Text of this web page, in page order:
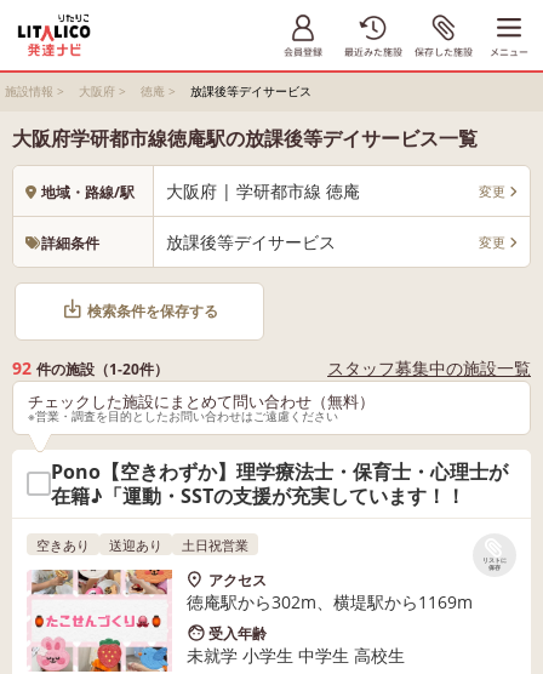
施設情報 > 大阪府 > 徳庵 > 放課後等デイサービス
大阪府学研都市線徳庵駅の放課後等デイサービス一覧
地域・路線/駅 大阪府 | 学研都市線 徳庵 変更
詳細条件 放課後等デイサービス 変更
検索条件を保存する
92 件の施設（1-20件） スタッフ募集中の施設一覧
チェックした施設にまとめて問い合わせ（無料）
※営業・調査を目的としたお問い合わせはご遠慮ください
Pono【空きわずか】理学療法士・保育士・心理士が
在籍♪「運動・SSTの支援が充実しています！！
リストに
保存
空きあり 送迎あり 土日祝営業
アクセス
徳庵駅から302m、横堤駅から1169m
受入年齢
未就学 小学生 中学生 高校生